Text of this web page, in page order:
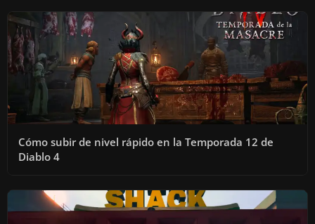
Cómo subir de nivel rápido en la Temporada 12 de
Diablo 4